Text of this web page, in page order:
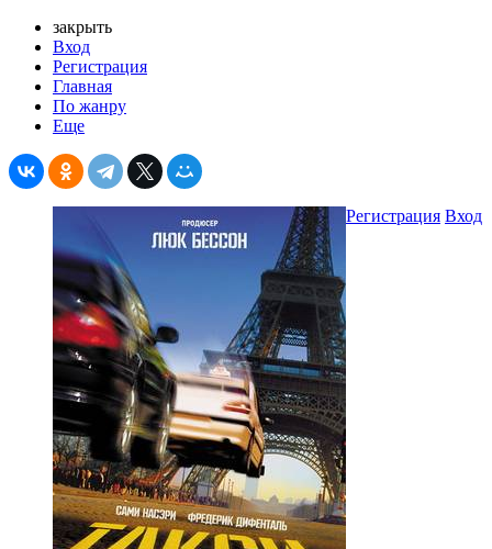
закрыть
Вход
Регистрация
Главная
По жанру
Еще
Регистрация Вход